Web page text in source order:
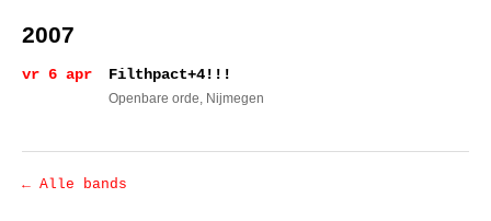
2007
vr 6 apr Filthpact+4!!!
Openbare orde, Nijmegen
← Alle bands